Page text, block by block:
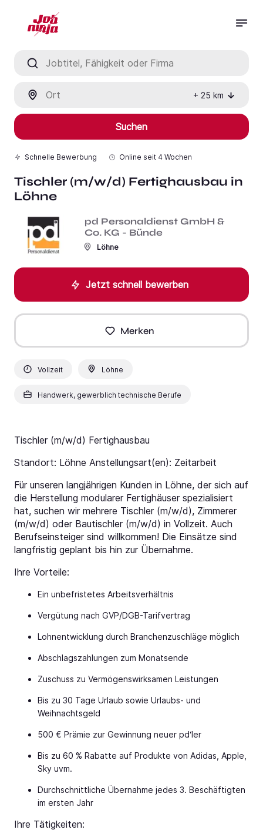
+ 25 km
Suchen
Schnelle Bewerbung Online seit 4 Wochen
Tischler (m/w/d) Fertighausbau in
Löhne
pd Personaldienst GmbH &
Co. KG - Bünde
Löhne
Jetzt schnell bewerben
Merken
Vollzeit Löhne
Handwerk, gewerblich technische Berufe
Tischler (m/w/d) Fertighausbau
Standort: Löhne Anstellungsart(en): Zeitarbeit
Für unseren langjährigen Kunden in Löhne, der sich auf
die Herstellung modularer Fertighäuser spezialisiert
hat, suchen wir mehrere Tischler (m/w/d), Zimmerer
(m/w/d) oder Bautischler (m/w/d) in Vollzeit. Auch
Berufseinsteiger sind willkommen! Die Einsätze sind
langfristig geplant bis hin zur Übernahme.
Ihre Vorteile:
Ein unbefristetes Arbeitsverhältnis
Vergütung nach GVP/DGB-Tarifvertrag
Lohnentwicklung durch Branchenzuschläge möglich
Abschlagszahlungen zum Monatsende
Zuschuss zu Vermögenswirksamen Leistungen
Bis zu 30 Tage Urlaub sowie Urlaubs- und
Weihnachtsgeld
500 € Prämie zur Gewinnung neuer pd‘ler
Bis zu 60 % Rabatte auf Produkte von Adidas, Apple,
Sky uvm.
Durchschnittliche Übernahme jedes 3. Beschäftigten
im ersten Jahr
Ihre Tätigkeiten: